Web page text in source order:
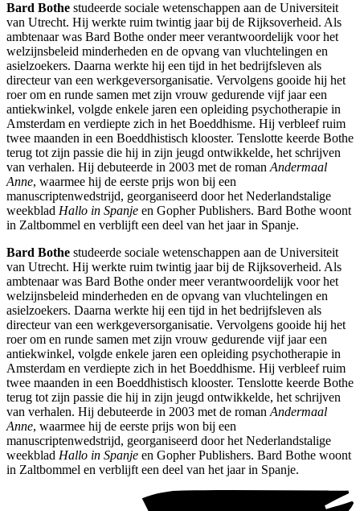
Bard Bothe studeerde sociale wetenschappen aan de Universiteit
van Utrecht. Hij werkte ruim twintig jaar bij de Rijksoverheid. Als
ambtenaar was Bard Bothe onder meer verantwoordelijk voor het
welzijnsbeleid minderheden en de opvang van vluchtelingen en
asielzoekers. Daarna werkte hij een tijd in het bedrijfsleven als
directeur van een werkgeversorganisatie. Vervolgens gooide hij het
roer om en runde samen met zijn vrouw gedurende vijf jaar een
antiekwinkel, volgde enkele jaren een opleiding psychotherapie in
Amsterdam en verdiepte zich in het Boeddhisme. Hij verbleef ruim
twee maanden in een Boeddhistisch klooster. Tenslotte keerde Bothe
terug tot zijn passie die hij in zijn jeugd ontwikkelde, het schrijven
van verhalen. Hij debuteerde in 2003 met de romanAndermaal
Anne, waarmee hij de eerste prijs won bij een
manuscriptenwedstrijd, georganiseerd door het Nederlandstalige
weekblad Hallo in Spanje en Gopher Publishers. Bard Bothe woont
in Zaltbommel en verblijft een deel van het jaar in Spanje.
Bard Bothe studeerde sociale wetenschappen aan de Universiteit
van Utrecht. Hij werkte ruim twintig jaar bij de Rijksoverheid. Als
ambtenaar was Bard Bothe onder meer verantwoordelijk voor het
welzijnsbeleid minderheden en de opvang van vluchtelingen en
asielzoekers. Daarna werkte hij een tijd in het bedrijfsleven als
directeur van een werkgeversorganisatie. Vervolgens gooide hij het
roer om en runde samen met zijn vrouw gedurende vijf jaar een
antiekwinkel, volgde enkele jaren een opleiding psychotherapie in
Amsterdam en verdiepte zich in het Boeddhisme. Hij verbleef ruim
twee maanden in een Boeddhistisch klooster. Tenslotte keerde Bothe
terug tot zijn passie die hij in zijn jeugd ontwikkelde, het schrijven
van verhalen. Hij debuteerde in 2003 met de romanAndermaal
Anne, waarmee hij de eerste prijs won bij een
manuscriptenwedstrijd, georganiseerd door het Nederlandstalige
weekblad Hallo in Spanje en Gopher Publishers. Bard Bothe woont
in Zaltbommel en verblijft een deel van het jaar in Spanje.